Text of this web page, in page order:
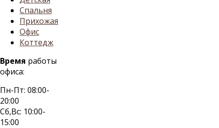
Спальня
Прихожая
Офис
Коттедж
Время работы
офиса:
Пн-Пт: 08:00-
20:00
Сб,Вс: 10:00-
15:00